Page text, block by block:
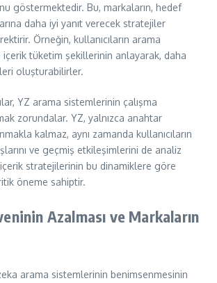
göstermektedir. Bu, markaların, hedef
daha iyi yanıt verecek stratejiler
Örneğin, kullanıcıların arama
içerik tüketim şekillerinin anlayarak, daha
oluşturabilirler.
YZ arama sistemlerinin çalışma
zorundalar. YZ, yalnızca anahtar
kalmaz, aynı zamanda kullanıcıların
ve geçmiş etkileşimlerini de analiz
stratejilerinin bu dinamiklere göre
öneme sahiptir.
Azalması ve Markaların
arama sistemlerinin benimsenmesinin